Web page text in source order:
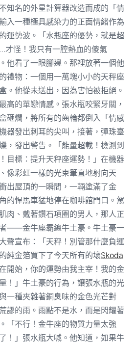
知名的外星計算器改造而成的「情
入一種極具感染力的正面情緒作為
運勢波。「水瓶座的優勢，就是超
才怪！我只有一腔熱血的傻氣
他看了一眼腳邊。那裡放著一個他
禮物：一個用一萬塊小小的天秤座
。他從未送出，因為害怕被拒絕。
高的單戀情感。張水瓶咬緊牙關，
砸爛，將所有的齒輪都倒入「情感
器發出刺耳的尖叫，接著，彈珠臺
，發出警告。「能量超載！檢測到
目標：提升天秤座運勢！」在機器
像彩虹一樣的光束筆直地射向天
出屋頂的一瞬間，一輛塗滿了金
的悍馬車猛地停在咖啡館門口。駕
肉、戴著鑽石項圈的男人，那人正
——金牛座霸總牛土豪。牛土豪一
聲宣布：「天秤！別管那什麼負運
純金箔買下了今天所有的壞Skoda
開始，你的運勢由我主宰！我的金
！」牛土豪的行為，讓張水瓶的光
一種夾雜著銅臭味的金色光芒對
謬的雨。雨點不是水，而是閃耀著
「不行！金牛座的物質力量太強
！」張水瓶大喊。他知道，如果牛